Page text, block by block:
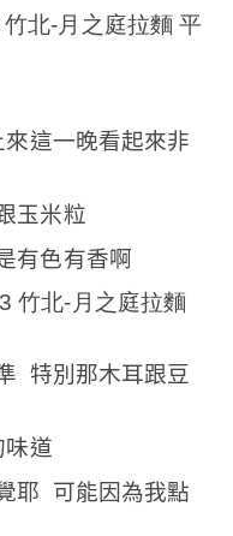
來這一晚看起來非
玉米粒
有色有香啊
特別那木耳跟豆
味道
耶
可能因為我點